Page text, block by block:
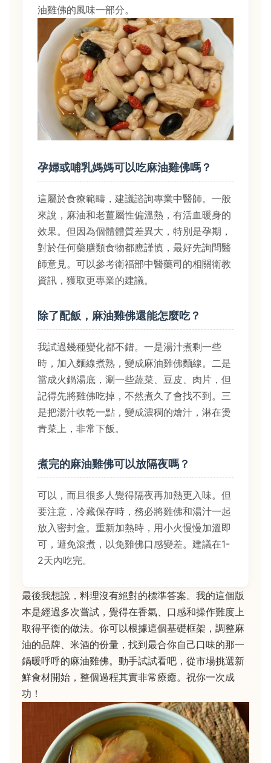
油雞佛的風味一部分。
孕婦或哺乳媽媽可以吃麻油雞佛嗎？
這屬於食療範疇，建議諮詢專業中醫師。一般
來說，麻油和老薑屬性偏溫熱，有活血暖身的
效果。但因為個體體質差異大，特別是孕期，
對於任何藥膳類食物都應謹慎，最好先詢問醫
師意見。可以參考衛福部中醫藥司的相關衛教
資訊，獲取更專業的建議。
除了配飯，麻油雞佛還能怎麼吃？
我試過幾種變化都不錯。一是湯汁煮剩一些
時，加入麵線煮熟，變成麻油雞佛麵線。二是
當成火鍋湯底，涮一些蔬菜、豆皮、肉片，但
記得先將雞佛吃掉，不然煮久了會找不到。三
是把湯汁收乾一點，變成濃稠的燴汁，淋在燙
青菜上，非常下飯。
煮完的麻油雞佛可以放隔夜嗎？
可以，而且很多人覺得隔夜再加熱更入味。但
要注意，冷藏保存時，務必將雞佛和湯汁一起
放入密封盒。重新加熱時，用小火慢慢加溫即
可，避免滾煮，以免雞佛口感變差。建議在1-
2天內吃完。
最後我想說，料理沒有絕對的標準答案。我的這個版
本是經過多次嘗試，覺得在香氣、口感和操作難度上
取得平衡的做法。你可以根據這個基礎框架，調整麻
油的品牌、米酒的份量，找到最合你自己口味的那一
鍋暖呼呼的麻油雞佛。動手試試看吧，從市場挑選新
鮮食材開始，整個過程其實非常療癒。祝你一次成
功！